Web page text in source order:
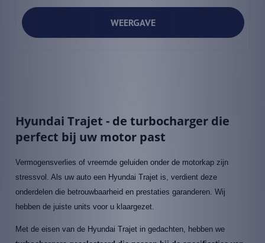
WEERGAVE
Hyundai Trajet - de turbocharger die
perfect bij uw motor past
Vermogensverlies of vreemde geluiden onder de motorkap zijn
stressvol. Als uw auto een Hyundai Trajet is, verdient deze
onderdelen die betrouwbaarheid en prestaties garanderen. Wij
hebben de juiste units voor u klaargezet.
Met de eisen van de Hyundai Trajet in gedachten, hebben we